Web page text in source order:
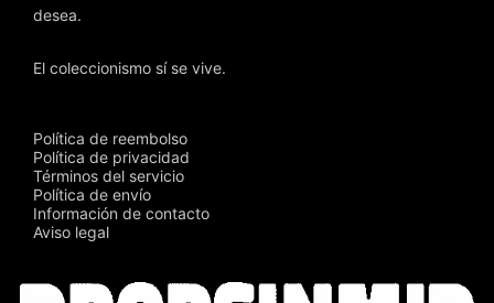
desea.
El coleccionismo sí se vive.
Política de reembolso
Política de privacidad
Términos del servicio
Política de envío
Información de contacto
Aviso legal